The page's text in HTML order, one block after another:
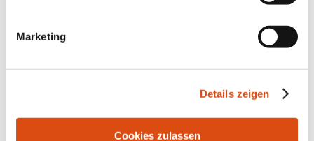
Marketing
Details zeigen
Cookies zulassen
Bahnhofstr. 10 | 21255 Tostedt | Tel.: 04182-291916 |